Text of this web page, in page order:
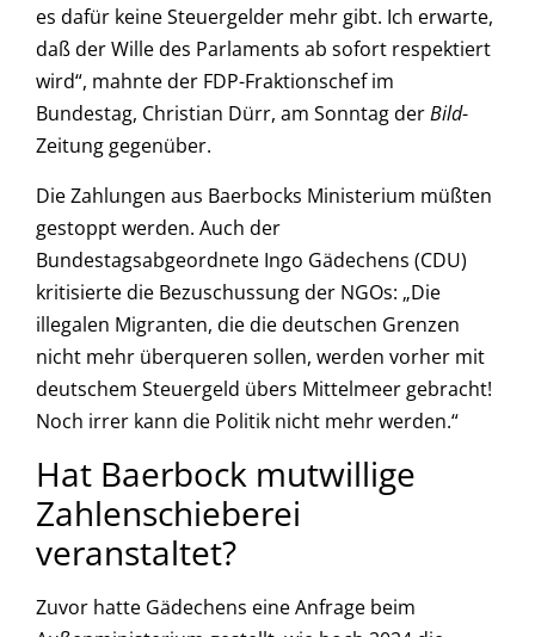
es dafür keine Steuergelder mehr gibt. Ich erwarte,
daß der Wille des Parlaments ab sofort respektiert
wird“, mahnte der FDP-Fraktionschef im
Bundestag, Christian Dürr, am Sonntag derBild-
Zeitung gegenüber.
Die Zahlungen aus Baerbocks Ministerium müßten
gestoppt werden. Auch der
Bundestagsabgeordnete Ingo Gädechens (CDU)
kritisierte die Bezuschussung der NGOs: „Die
illegalen Migranten, die die deutschen Grenzen
nicht mehr überqueren sollen, werden vorher mit
deutschem Steuergeld übers Mittelmeer gebracht!
Noch irrer kann die Politik nicht mehr werden.“
Hat Baerbock mutwillige
Zahlenschieberei
veranstaltet?
Zuvor hatte Gädechens eine Anfrage beim